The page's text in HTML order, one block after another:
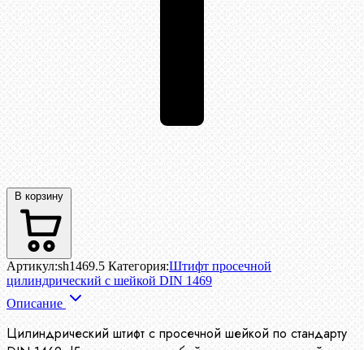
В корзину
Артикул:sh1469.5 Категория:Штифт просечной
цилиндрический с шейкой DIN 1469
Описание
Цилиндрический штифт с просечной шейкой по стандарту